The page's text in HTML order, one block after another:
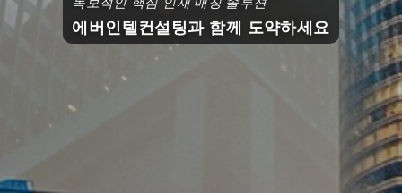
에버인텔컨설팅과 함께 도약하세요